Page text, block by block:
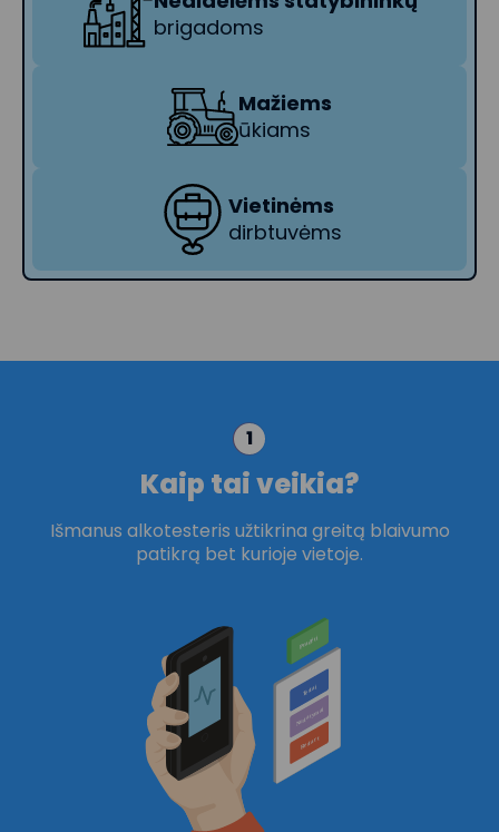
brigadoms
Mažiems
ūkiams
Vietinėms
dirbtuvėms
1
Kaip tai veikia?
Išmanus alkotesteris užtikrina greitą blaivumo
patikrą bet kurioje vietoje.